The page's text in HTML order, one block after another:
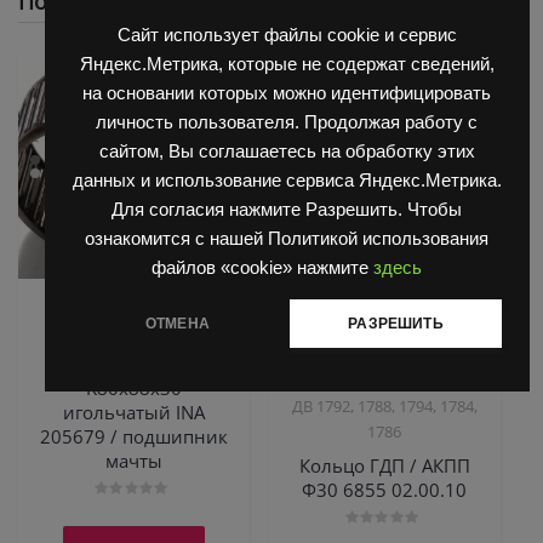
Сайт использует файлы cookie и сервис
Яндекс.Метрика, которые не содержат сведений,
на основании которых можно идентифицировать
личность пользователя. Продолжая работу с
сайтом, Вы соглашаетесь на обработку этих
данных и использование сервиса Яндекс.Метрика.
Для согласия нажмите Разрешить. Чтобы
ознакомится с нашей Политикой использования
файлов «cookie» нажмите здесь
ОТМЕНА РАЗРЕШИТЬ
Погрузчик ЕВ 735
K80х88х30
игольчатый INA
205679 / подшипник
мачты
0
Запчасти Балканкар,
Коробка ГДП(АКПП)
6860/6855/6870,Погрузчик
ДВ 1792, 1788, 1794, 1784,
1786
Кольцо ГДП / АКПП
Ф30 6855 02.00.10